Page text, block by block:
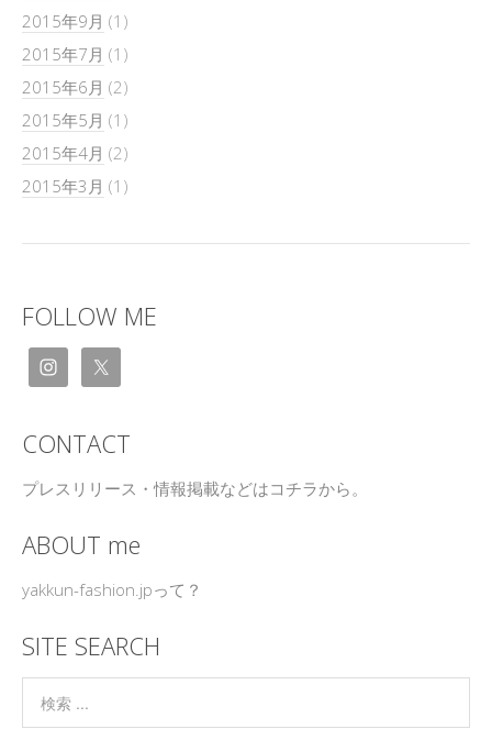
2015年9月 (1)
2015年7月 (1)
2015年6月 (2)
2015年5月 (1)
2015年4月 (2)
2015年3月 (1)
FOLLOW ME
CONTACT
プレスリリース・情報掲載などはコチラから。
ABOUT me
yakkun-fashion.jpって？
SITE SEARCH